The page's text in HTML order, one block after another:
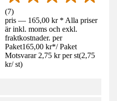
(7)
pris — 165,00 kr * Alla priser
är inkl. moms och exkl.
fraktkostnader. per
Paket165,00 kr*/ Paket
Motsvarar 2,75 kr per st(2,75
kr/ st)